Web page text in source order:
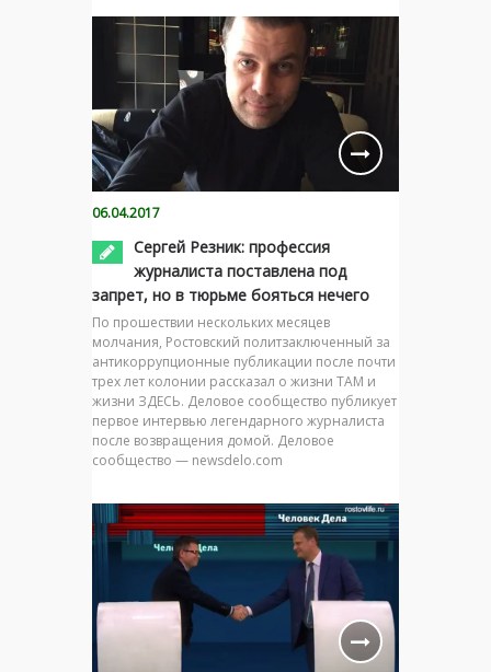
06.04.2017
Сергей Резник: профессия
журналиста поставлена под
запрет, но в тюрьме бояться нечего
По прошествии нескольких месяцев
молчания, Ростовский политзаключенный за
антикоррупционные публикации после почти
трех лет колонии рассказал о жизни ТАМ и
жизни ЗДЕСЬ. Деловое сообщество публикует
первое интервью легендарного журналиста
после возвращения домой. Деловое
сообщество — newsdelo.com